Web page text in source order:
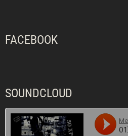
FACEBOOK
SOUNDCLOUD